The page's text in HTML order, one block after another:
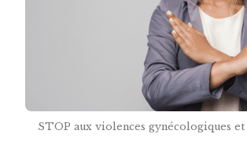
STOP aux violences gynécologiques